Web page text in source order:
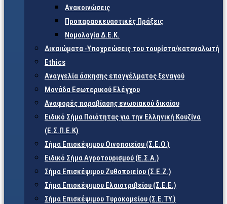
Ανακοινώσεις
Προπαρασκευαστικές Πράξεις
Νομολογία Δ.Ε.Κ.
Δικαιώματα -Υποχρεώσεις του τουρίστα/καταναλωτή
Ethics
Αναγγελία άσκησης επαγγέλματος ξεναγού
Μονάδα Εσωτερικού Ελέγχου
Αναφορές παραβίασης ενωσιακού δικαίου
Ειδικό Σήμα Ποιότητας για την Ελληνική Κουζίνα
(Ε.Σ.Π.Ε.Κ)
Σήμα Επισκέψιμου Οινοποιείου (Σ.Ε.Ο.)
Ειδικό Σήμα Αγροτουρισμού (Ε.Σ.Α.)
Σήμα Επισκέψιμου Ζυθοποιείου (Σ.Ε.Ζ.)
Σήμα Επισκέψιμου Ελαιοτριβείου (Σ.Ε.Ε.)
Σήμα Επισκέψιμου Τυροκομείου (Σ.Ε.TY.)